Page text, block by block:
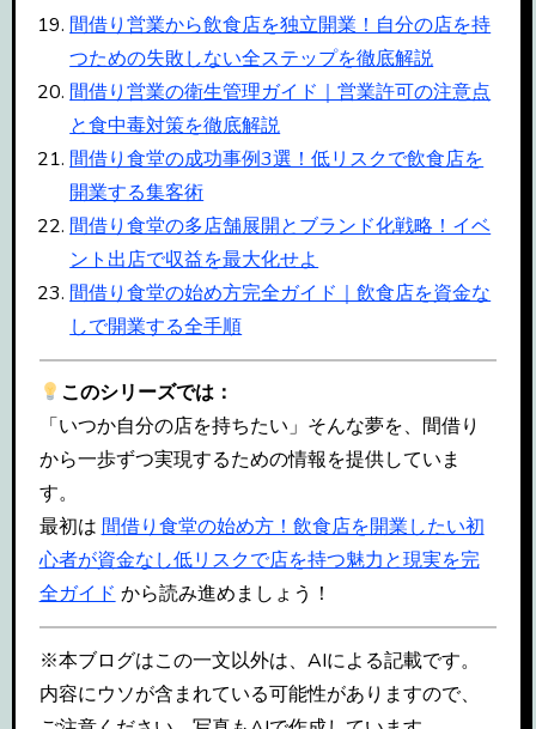
間借り営業から飲食店を独立開業！自分の店を持
つための失敗しない全ステップを徹底解説
間借り営業の衛生管理ガイド｜営業許可の注意点
と食中毒対策を徹底解説
間借り食堂の成功事例3選！低リスクで飲食店を
開業する集客術
間借り食堂の多店舗展開とブランド化戦略！イベ
ント出店で収益を最大化せよ
間借り食堂の始め方完全ガイド｜飲食店を資金な
しで開業する全手順
このシリーズでは：
「いつか自分の店を持ちたい」そんな夢を、間借り
から一歩ずつ実現するための情報を提供していま
す。
最初は 間借り食堂の始め方！飲食店を開業したい初
心者が資金なし低リスクで店を持つ魅力と現実を完
全ガイド から読み進めましょう！
※本ブログはこの一文以外は、AIによる記載です。
内容にウソが含まれている可能性がありますので、